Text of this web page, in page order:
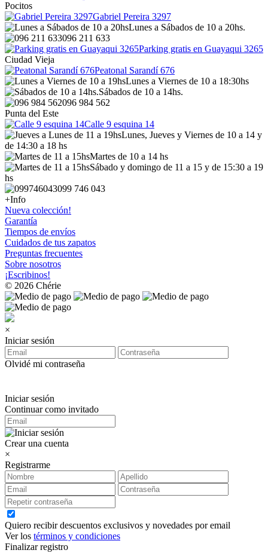
Pocitos
Gabriel Pereira 3297
Lunes a Sábados de 10 a 20hs.
096 211 633
Parking gratis en Guayaqui 3265
Ciudad Vieja
Peatonal Sarandí 676
Lunes a Viernes de 10 a 18:30hs
Sábados de 10 a 14hs.
096 984 562
Punta del Este
Calle 9 esquina 14
Lunes, Jueves y Viernes de 10 a 14 y
de 14:30 a 18 hs
Martes de 10 a 14 hs
Sábado y domingo de 11 a 15 y de 15:30 a 19
hs
099 746 043
+Info
Nueva colección!
Garantía
Tiempos de envíos
Cuidados de tus zapatos
Preguntas frecuentes
Sobre nosotros
¡Escribinos!
© 2026 Chérie
×
Iniciar sesión
Olvidé mi contraseña
Iniciar sesión
Continuar como invitado
Crear una cuenta
×
Registrarme
Quiero recibir descuentos exclusivos y novedades por email
Ver los términos y condiciones
Finalizar registro